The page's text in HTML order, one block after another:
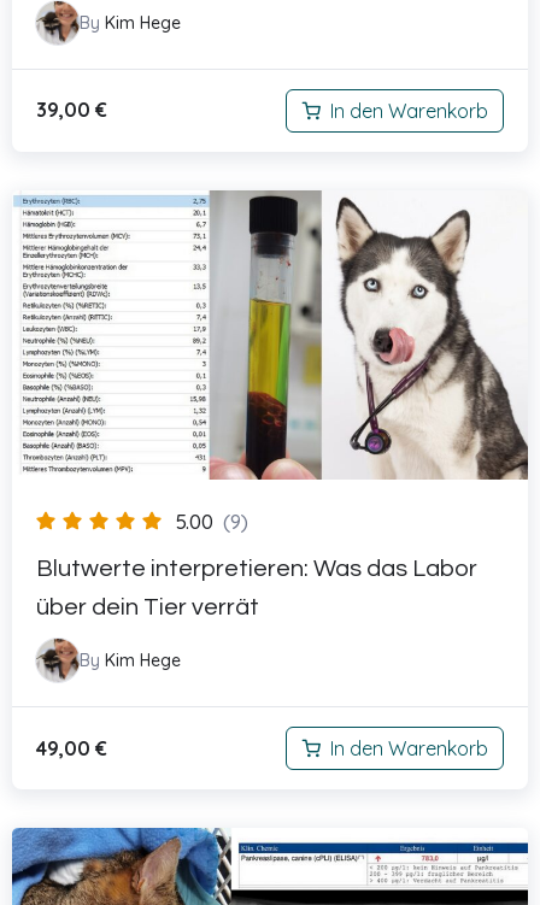
By Kim Hege
39,00 € In den Warenkorb
5.00 (9)
Blutwerte interpretieren: Was das Labor
über dein Tier verrät
By Kim Hege
49,00 € In den Warenkorb